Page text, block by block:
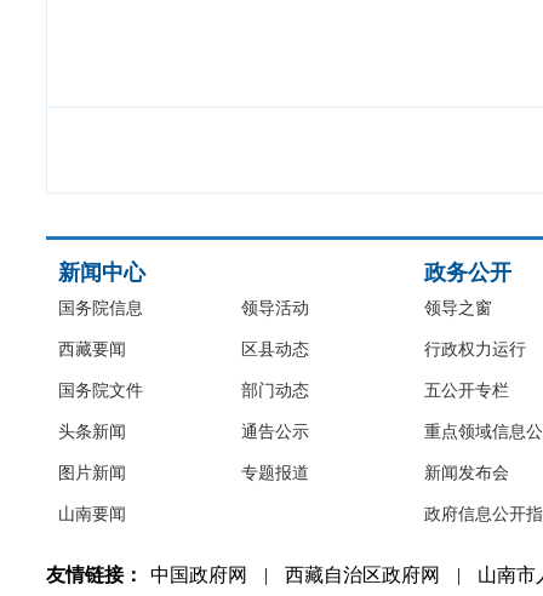
新闻中心
国务院信息
西藏要闻
国务院文件
头条新闻
图片新闻
山南要闻
领导活动
区县动态
部门动态
通告公示
专题报道
政务公开
领导之窗
行政权力运行
五公开专栏
重点领域信息
新闻发布会
政府信息公开
友情链接： 中国政府网 西藏自治区政府网 山南市